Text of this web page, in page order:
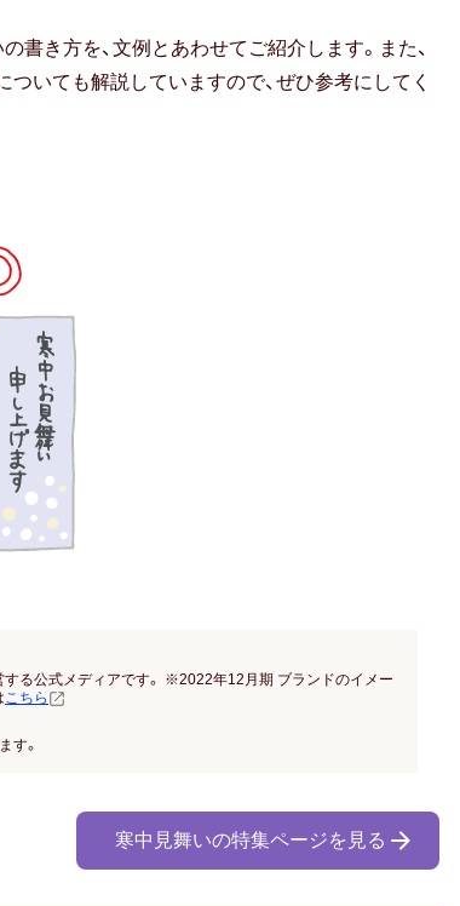
書き方を、文例とあわせてご紹介します。また、
いても解説していますので、ぜひ参考にしてく
る公式メディアです。 ※2022年12月期 ブランドのイメー
こちら
す。
寒中見舞いの特集ページを見る